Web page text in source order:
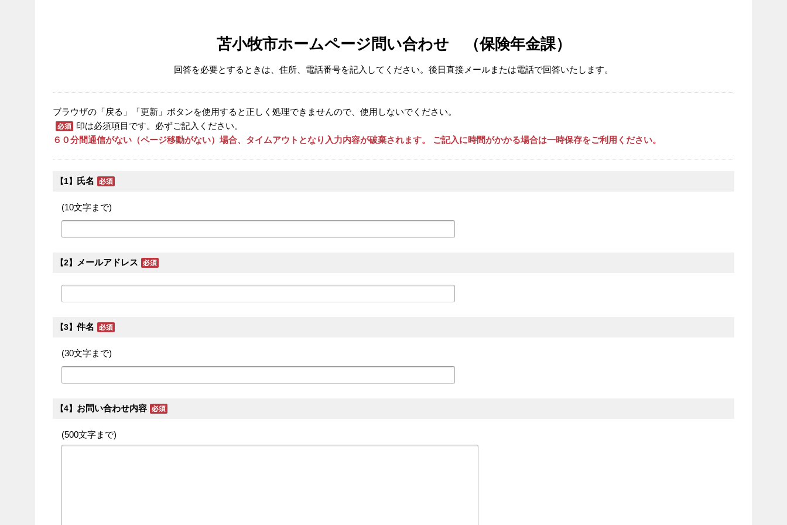
苫小牧市ホームページ問い合わせ （保険年金課）
回答を必要とするときは、住所、電話番号を記入してください。後日直接メールまたは電話で回答いたします。
ブラウザの「戻る」「更新」ボタンを使用すると正しく処理できませんので、使用しないでください。
印は必須項目です。必ずご記入ください。
６０分間通信がない（ページ移動がない）場合、タイムアウトとなり入力内容が破棄されます。 ご記入に時間がかかる場合は一時保存をご利用ください。
【1】 氏名
(10文字まで)
【2】 メールアドレス
【3】 件名
(30文字まで)
【4】 お問い合わせ内容
(500文字まで)